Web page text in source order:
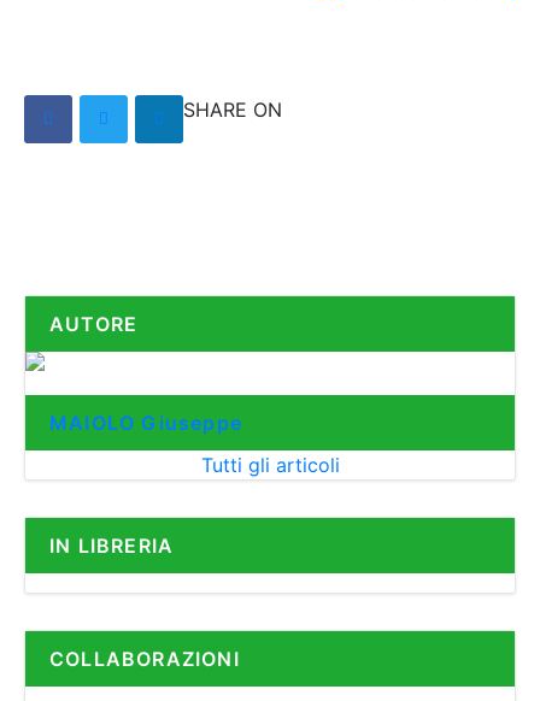
SHARE ON
AUTORE
MAIOLO Giuseppe
Tutti gli articoli
IN LIBRERIA
COLLABORAZIONI